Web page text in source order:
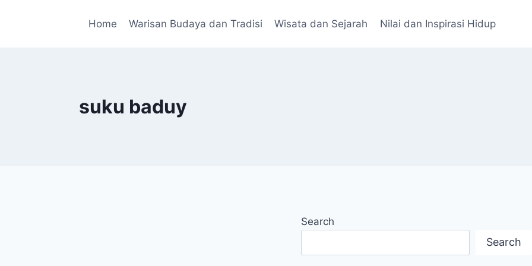
Home Warisan Budaya dan Tradisi Wisata dan Sejarah Nilai dan Inspirasi Hidup
suku baduy
Search
Search